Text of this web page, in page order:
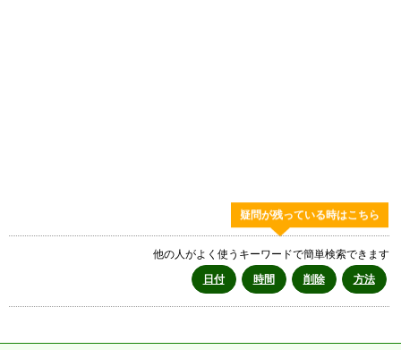
疑問が残っている時はこちら
他の人がよく使うキーワードで簡単検索できます
日付
時間 削除 方法